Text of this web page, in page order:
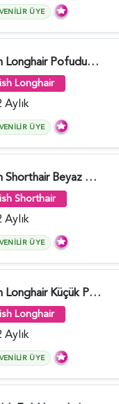
ÜYE
British Longhair Pofuduk Yakışıklımız - 6481
Longhair
Aylık
ÜYE
British Shorthair Beyaz Pamuksu Yavrumuz - 6419
Shorthair
Aylık
ÜYE
British Longhair Küçük Prens Yuva Arıyor - 6480
Longhair
Aylık
ÜYE